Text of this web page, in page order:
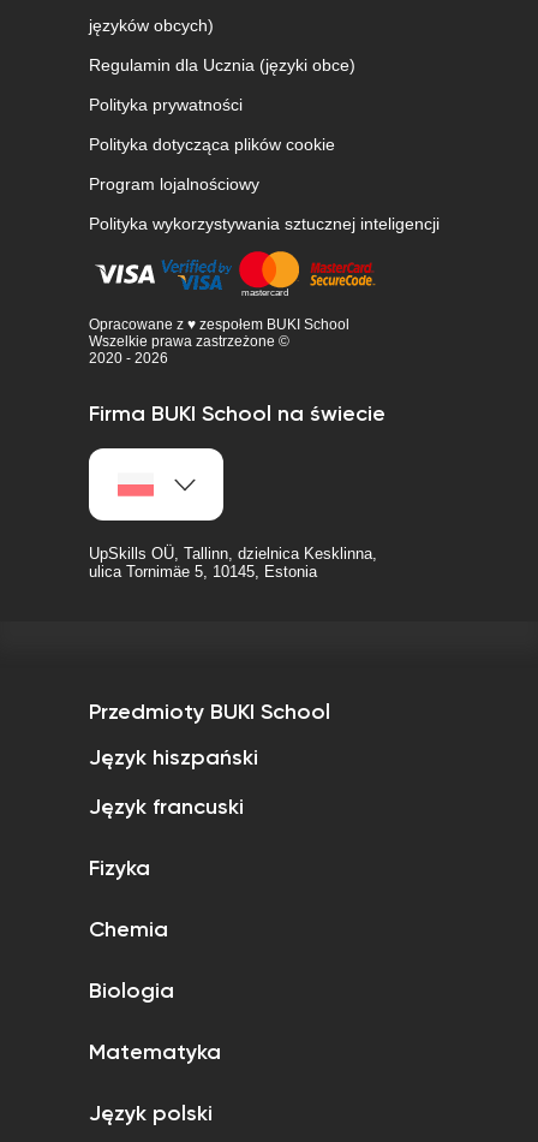
języków obcych)
Regulamin dla Ucznia (języki obce)
Polityka prywatności
Polityka dotycząca plików cookie
Program lojalnościowy
Polityka wykorzystywania sztucznej inteligencji
Opracowane z ♥ zespołem BUKI School
Wszelkie prawa zastrzeżone ©
2020 - 2026
Firma BUKI School na świecie
UpSkills OÜ, Tallinn, dzielnica Kesklinna,
ulica Tornimäe 5, 10145, Estonia
Przedmioty BUKI School
Język hiszpański
Język francuski
Fizyka
Chemia
Biologia
Matematyka
Język polski